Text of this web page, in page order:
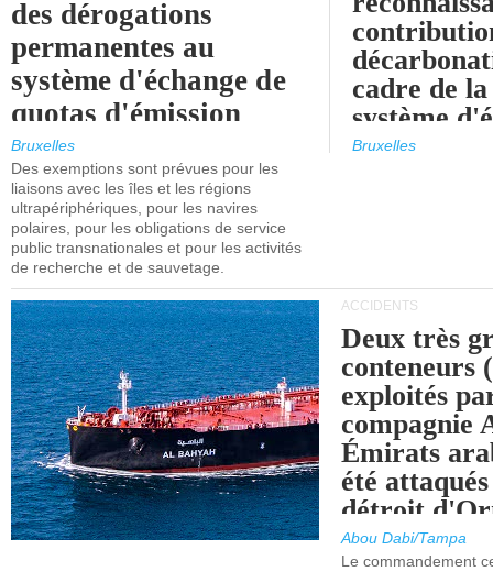
des dérogations
permanentes au
système d'échange de
quotas d'émission
maritimes de l'UE
après 2030.
Bruxelles
Des exemptions sont prévues pour les
liaisons avec les îles et les régions
ultrapériphériques, pour les navires
polaires, pour les obligations de service
public transnationales et pour les activités
de recherche et de sauvetage.
cadre de
système
quotas
Bruxelles
ACCIDENTS
Deux très
conteneurs
exploités
compagnie
Émirats
été
détroit
Abou Dabi/Tampa
Le commandement